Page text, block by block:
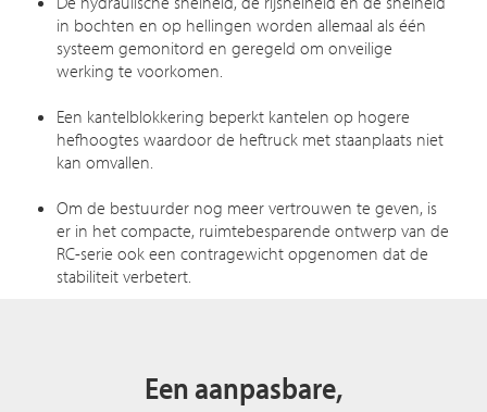
in bochten en op hellingen worden allemaal als één
systeem gemonitord en geregeld om onveilige
werking te voorkomen.
Een kantelblokkering beperkt kantelen op hogere
hefhoogtes waardoor de heftruck met staanplaats niet
kan omvallen.
Om de bestuurder nog meer vertrouwen te geven, is
er in het compacte, ruimtebesparende ontwerp van de
RC-serie ook een contragewicht opgenomen dat de
stabiliteit verbetert.
Een aanpasbare,